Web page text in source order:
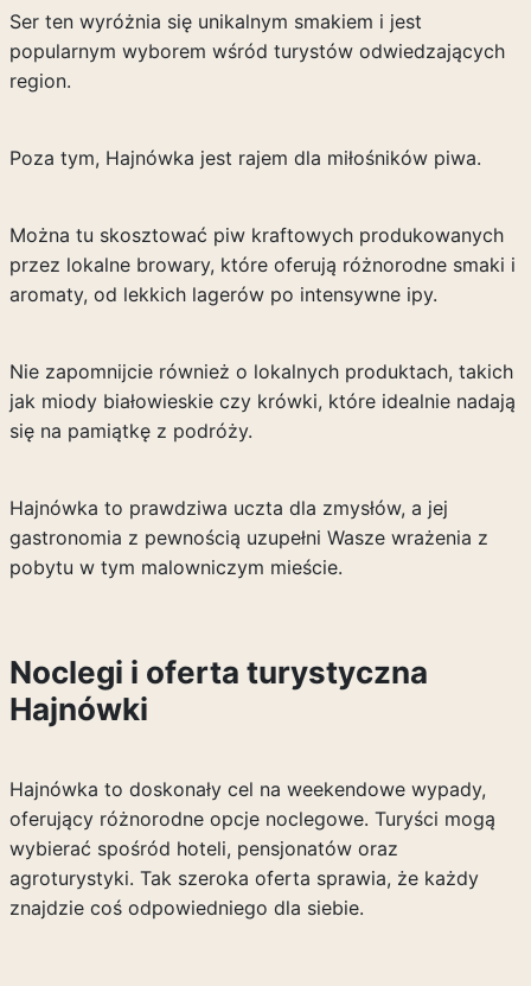
Ser ten wyróżnia się unikalnym smakiem i jest
popularnym wyborem wśród turystów odwiedzających
region.
Poza tym, Hajnówka jest rajem dla miłośników piwa.
Można tu skosztować piw kraftowych produkowanych
przez lokalne browary, które oferują różnorodne smaki i
aromaty, od lekkich lagerów po intensywne ipy.
Nie zapomnijcie również o lokalnych produktach, takich
jak miody białowieskie czy krówki, które idealnie nadają
się na pamiątkę z podróży.
Hajnówka to prawdziwa uczta dla zmysłów, a jej
gastronomia z pewnością uzupełni Wasze wrażenia z
pobytu w tym malowniczym mieście.
Noclegi i oferta turystyczna
Hajnówki
Hajnówka to doskonały cel na weekendowe wypady,
oferujący różnorodne opcje noclegowe. Turyści mogą
wybierać spośród hoteli, pensjonatów oraz
agroturystyki. Tak szeroka oferta sprawia, że każdy
znajdzie coś odpowiedniego dla siebie.